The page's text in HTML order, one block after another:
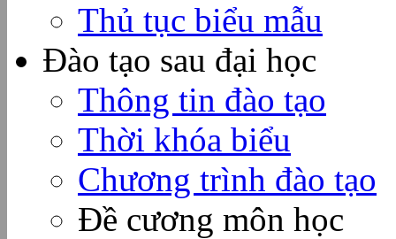
Thủ tục biểu mẫu
Đào tạo sau đại học
Thông tin đào tạo
Thời khóa biểu
Chương trình đào tạo
Đề cương môn học